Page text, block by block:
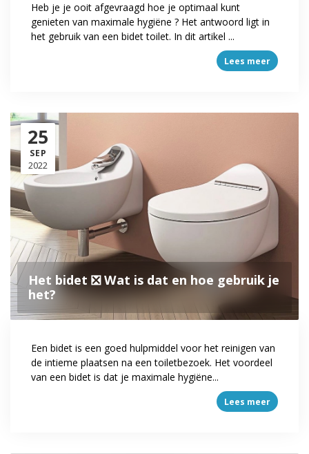
Heb je je ooit afgevraagd hoe je optimaal kunt
genieten van maximale hygiëne ? Het antwoord ligt in
het gebruik van een bidet toilet. In dit artikel ...
Lees meer
25
SEP
2022
Het bidet ❎ Wat is dat en hoe gebruik je
het?
Een bidet is een goed hulpmiddel voor het reinigen van
de intieme plaatsen na een toiletbezoek. Het voordeel
van een bidet is dat je maximale hygiëne...
Lees meer